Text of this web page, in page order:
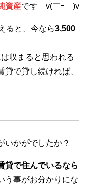
資産です v(￣ｰ￣)v
ると、今なら3,500
収まると思われる
貸で貸し続ければ、
いかがでしたか？
貸で住んでいるなら
う事がお分かりにな